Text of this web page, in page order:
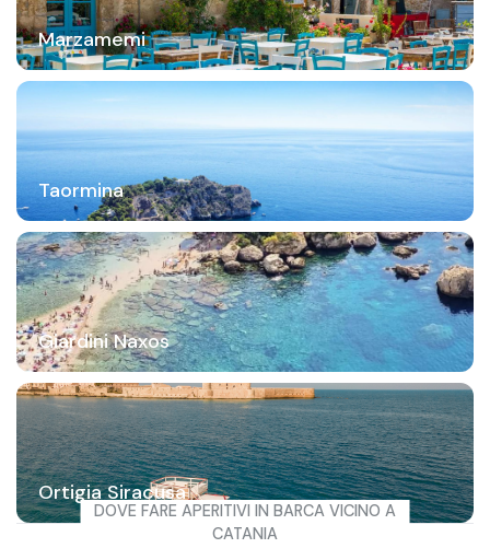
Marzamemi
Taormina
Giardini Naxos
Ortigia Siracusa
DOVE FARE APERITIVI IN BARCA VICINO A
CATANIA